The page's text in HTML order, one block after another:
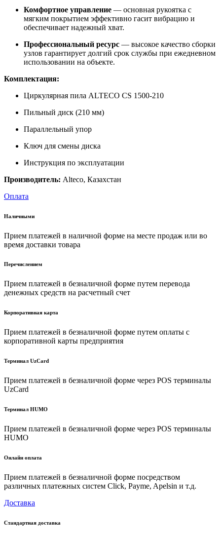
Комфортное управление — основная рукоятка с
мягким покрытием эффективно гасит вибрацию и
обеспечивает надежный хват.
Профессиональный ресурс — высокое качество сборки
узлов гарантирует долгий срок службы при ежедневном
использовании на объекте.
Комплектация:
Циркулярная пила ALTECO CS 1500-210
Пильный диск (210 мм)
Параллельный упор
Ключ для смены диска
Инструкция по эксплуатации
Производитель: Alteco, Казахстан
Оплата
Наличными
Прием платежей в наличной форме на месте продаж или во
время доставки товара
Перечислением
Прием платежей в безналичной форме путем перевода
денежных средств на расчетный счет
Корпоративная карта
Прием платежей в безналичной форме путем оплаты с
корпоративной карты предприятия
Терминал UzCard
Прием платежей в безналичной форме через POS терминалы
UzCard
Терминал HUMO
Прием платежей в безналичной форме через POS терминалы
HUMO
Онлайн оплата
Прием платежей в безналичной форме посредством
различных платежных систем Click, Payme, Apelsin и т.д.
Доставка
Стандартная доставка